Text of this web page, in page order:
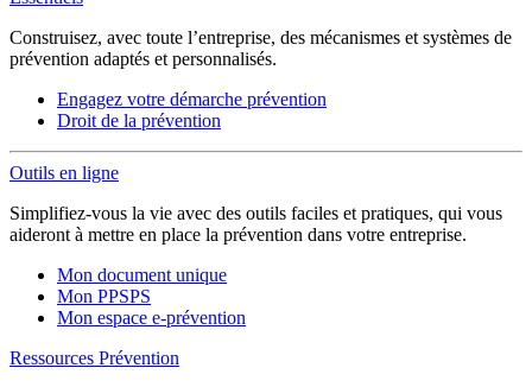
Construisez, avec toute l’entreprise, des mécanismes et systèmes de
prévention adaptés et personnalisés.
Engagez votre démarche prévention
Droit de la prévention
Outils en ligne
Simplifiez-vous la vie avec des outils faciles et pratiques, qui vous
aideront à mettre en place la prévention dans votre entreprise.
Mon document unique
Mon PPSPS
Mon espace e-prévention
Ressources Prévention